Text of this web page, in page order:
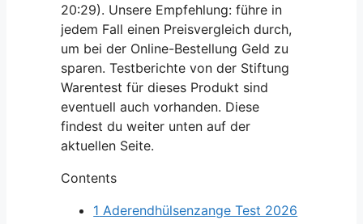
20:29). Unsere Empfehlung: führe in
jedem Fall einen Preisvergleich durch,
um bei der Online-Bestellung Geld zu
sparen. Testberichte von der Stiftung
Warentest für dieses Produkt sind
eventuell auch vorhanden. Diese
findest du weiter unten auf der
aktuellen Seite.
Contents
1 Aderendhülsenzange Test 2026